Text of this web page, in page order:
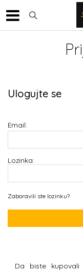
Ulogujte se
Email:
Lozinka:
Zaboravili ste lozinku?
Da biste